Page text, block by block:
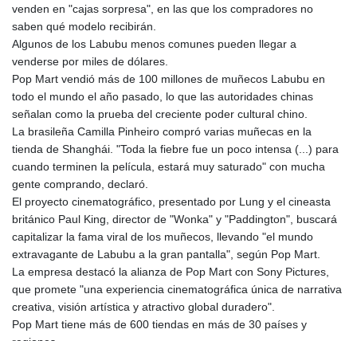
venden en "cajas sorpresa", en las que los compradores no
saben qué modelo recibirán.
Algunos de los Labubu menos comunes pueden llegar a
venderse por miles de dólares.
Pop Mart vendió más de 100 millones de muñecos Labubu en
todo el mundo el año pasado, lo que las autoridades chinas
señalan como la prueba del creciente poder cultural chino.
La brasileña Camilla Pinheiro compró varias muñecas en la
tienda de Shanghái. "Toda la fiebre fue un poco intensa (...) para
cuando terminen la película, estará muy saturado" con mucha
gente comprando, declaró.
El proyecto cinematográfico, presentado por Lung y el cineasta
británico Paul King, director de "Wonka" y "Paddington", buscará
capitalizar la fama viral de los muñecos, llevando "el mundo
extravagante de Labubu a la gran pantalla", según Pop Mart.
La empresa destacó la alianza de Pop Mart con Sony Pictures,
que promete "una experiencia cinematográfica única de narrativa
creativa, visión artística y atractivo global duradero".
Pop Mart tiene más de 600 tiendas en más de 30 países y